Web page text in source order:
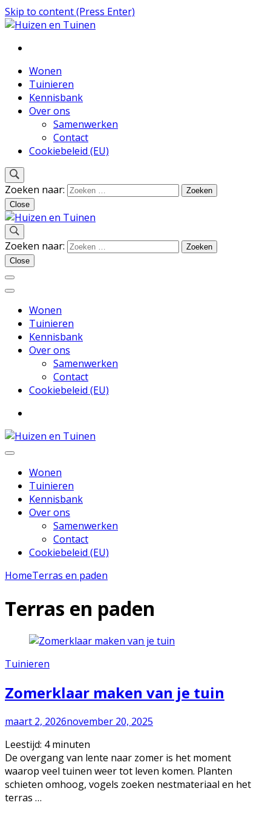
Skip to content (Press Enter)
Huizen en Tuinen
Inspiratie voor wonen en tuinieren
Wonen
Tuinieren
Kennisbank
Over ons
Samenwerken
Contact
Cookiebeleid (EU)
Zoeken naar:
Close
Huizen en Tuinen
Inspiratie voor wonen en tuinieren
Zoeken naar:
Close
Wonen
Tuinieren
Kennisbank
Over ons
Samenwerken
Contact
Cookiebeleid (EU)
Huizen en Tuinen
Inspiratie voor wonen en tuinieren
Wonen
Tuinieren
Kennisbank
Over ons
Samenwerken
Contact
Cookiebeleid (EU)
HomeTerras en paden
Terras en paden
Tuinieren
Zomerklaar maken van je tuin
maart 2, 2026november 20, 2025
Leestijd: 4 minuten
De overgang van lente naar zomer is het moment
waarop veel tuinen weer tot leven komen. Planten
schieten omhoog, vogels zoeken nestmateriaal en het
terras …